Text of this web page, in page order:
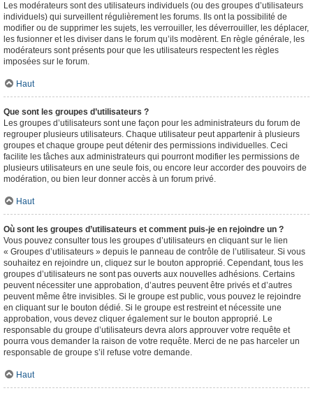
Les modérateurs sont des utilisateurs individuels (ou des groupes d’utilisateurs
individuels) qui surveillent régulièrement les forums. Ils ont la possibilité de
modifier ou de supprimer les sujets, les verrouiller, les déverrouiller, les déplacer,
les fusionner et les diviser dans le forum qu’ils modèrent. En règle générale, les
modérateurs sont présents pour que les utilisateurs respectent les règles
imposées sur le forum.
Haut
Que sont les groupes d’utilisateurs ?
Les groupes d’utilisateurs sont une façon pour les administrateurs du forum de
regrouper plusieurs utilisateurs. Chaque utilisateur peut appartenir à plusieurs
groupes et chaque groupe peut détenir des permissions individuelles. Ceci
facilite les tâches aux administrateurs qui pourront modifier les permissions de
plusieurs utilisateurs en une seule fois, ou encore leur accorder des pouvoirs de
modération, ou bien leur donner accès à un forum privé.
Haut
Où sont les groupes d’utilisateurs et comment puis-je en rejoindre un ?
Vous pouvez consulter tous les groupes d’utilisateurs en cliquant sur le lien
« Groupes d’utilisateurs » depuis le panneau de contrôle de l’utilisateur. Si vous
souhaitez en rejoindre un, cliquez sur le bouton approprié. Cependant, tous les
groupes d’utilisateurs ne sont pas ouverts aux nouvelles adhésions. Certains
peuvent nécessiter une approbation, d’autres peuvent être privés et d’autres
peuvent même être invisibles. Si le groupe est public, vous pouvez le rejoindre
en cliquant sur le bouton dédié. Si le groupe est restreint et nécessite une
approbation, vous devez cliquer également sur le bouton approprié. Le
responsable du groupe d’utilisateurs devra alors approuver votre requête et
pourra vous demander la raison de votre requête. Merci de ne pas harceler un
responsable de groupe s’il refuse votre demande.
Haut